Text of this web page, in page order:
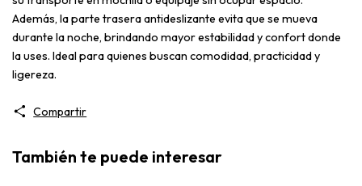
Además, la parte trasera antideslizante evita que se mueva
durante la noche, brindando mayor estabilidad y confort donde
la uses. Ideal para quienes buscan comodidad, practicidad y
ligereza.
Compartir
También te puede interesar